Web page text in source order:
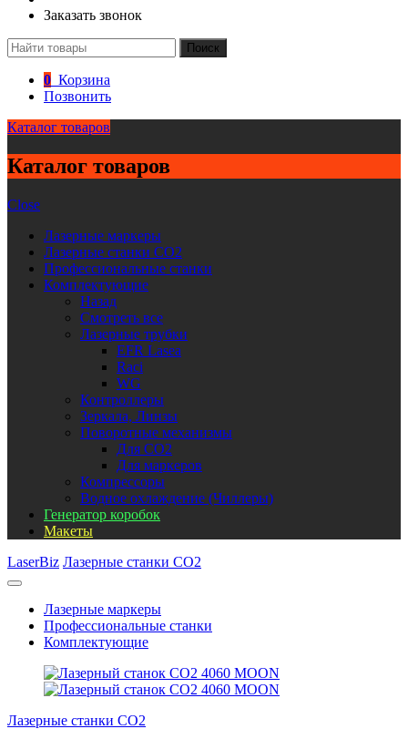
Заказать звонок
Поиск
0 Корзина
Позвонить
Каталог товаров
Каталог товаров
Close
Лазерные маркеры
Лазерные станки CO2
Профессиональные станки
Комплектующие
Назад
Смотреть все
Лазерные трубки
EFR Lasea
Raci
WG
Контроллеры
Зеркала, Линзы
Поворотные механизмы
Для CO2
Для маркеров
Компрессоры
Водное охлаждение (Чиллеры)
Генератор коробок
Макеты
LaserBiz Лазерные станки CO2
Лазерные маркеры
Профессиональные станки
Комплектующие
Лазерные станки CO2